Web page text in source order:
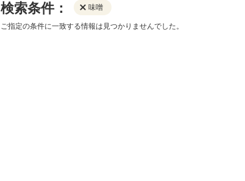
検索条件： 味噌
ご指定の条件に一致する情報は見つかりませんでした。